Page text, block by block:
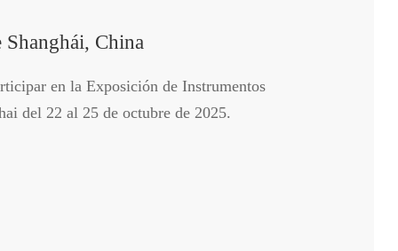
China
en la Exposición de Instrumentos
del 22 al 25 de octubre de 2025.